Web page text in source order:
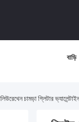
বাড়ি
চামড়া গ্লিটার